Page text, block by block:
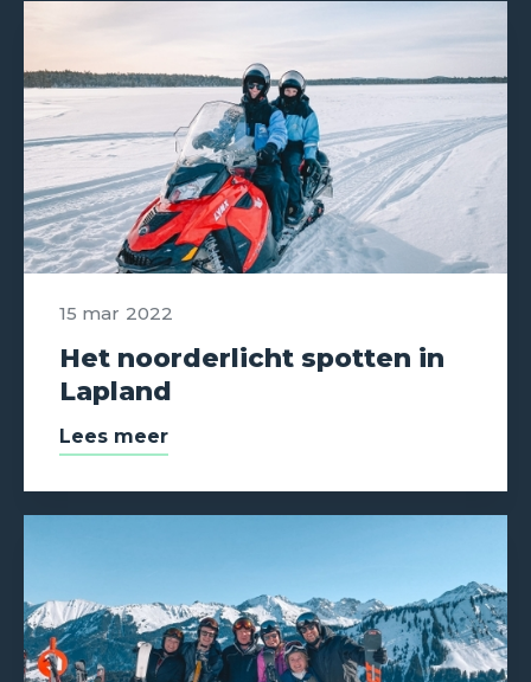
15 mar 2022
Het noorderlicht spotten in
Lapland
Lees meer